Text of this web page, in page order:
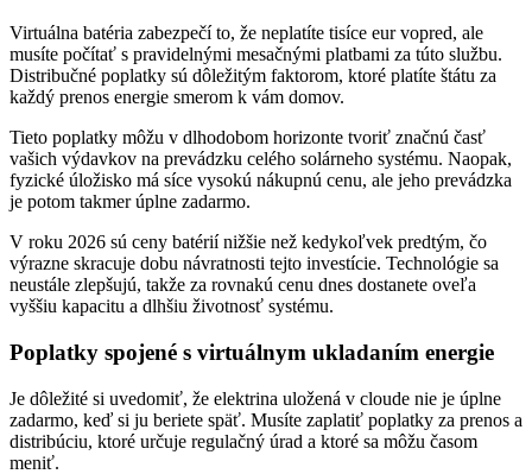
Virtuálna batéria zabezpečí to, že neplatíte tisíce eur vopred, ale
musíte počítať s pravidelnými mesačnými platbami za túto službu.
Distribučné poplatky sú dôležitým faktorom, ktoré platíte štátu za
každý prenos energie smerom k vám domov.
Tieto poplatky môžu v dlhodobom horizonte tvoriť značnú časť
vašich výdavkov na prevádzku celého solárneho systému. Naopak,
fyzické úložisko má síce vysokú nákupnú cenu, ale jeho prevádzka
je potom takmer úplne zadarmo.
V roku 2026 sú ceny batérií nižšie než kedykoľvek predtým, čo
výrazne skracuje dobu návratnosti tejto investície. Technológie sa
neustále zlepšujú, takže za rovnakú cenu dnes dostanete oveľa
vyššiu kapacitu a dlhšiu životnosť systému.
Poplatky spojené s virtuálnym ukladaním energie
Je dôležité si uvedomiť, že elektrina uložená v cloude nie je úplne
zadarmo, keď si ju beriete späť. Musíte zaplatiť poplatky za prenos a
distribúciu, ktoré určuje regulačný úrad a ktoré sa môžu časom
meniť.